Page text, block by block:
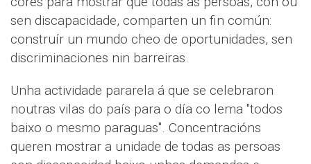
sen discapacidade, comparten un fin común:
construír un mundo cheo de oportunidades, sen
discriminaciones nin barreiras.
Unha actividade pararela á que se celebraron
noutras vilas do país para o día co lema "todos
baixo o mesmo paraguas". Concentracións
queren mostrar a unidade de todas as persoas